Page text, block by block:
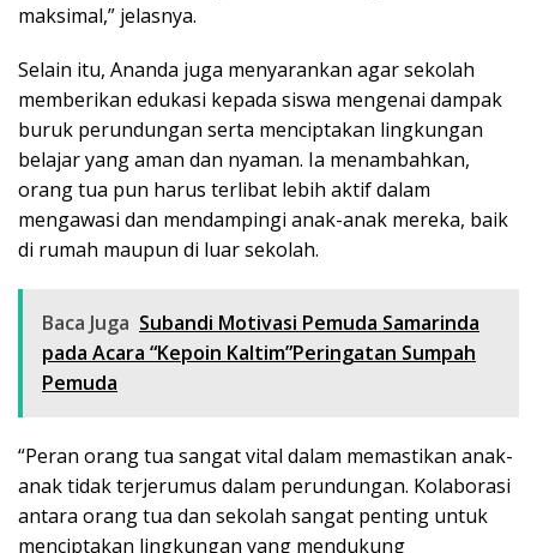
maksimal,” jelasnya.
Selain itu, Ananda juga menyarankan agar sekolah
memberikan edukasi kepada siswa mengenai dampak
buruk perundungan serta menciptakan lingkungan
belajar yang aman dan nyaman. Ia menambahkan,
orang tua pun harus terlibat lebih aktif dalam
mengawasi dan mendampingi anak-anak mereka, baik
di rumah maupun di luar sekolah.
Baca Juga Subandi Motivasi Pemuda Samarinda
pada Acara “Kepoin Kaltim”Peringatan Sumpah
Pemuda
“Peran orang tua sangat vital dalam memastikan anak-
anak tidak terjerumus dalam perundungan. Kolaborasi
antara orang tua dan sekolah sangat penting untuk
menciptakan lingkungan yang mendukung